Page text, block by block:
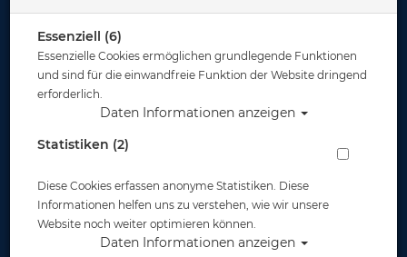
Essenziell (6)
Essenzielle Cookies ermöglichen grundlegende Funktionen
und sind für die einwandfreie Funktion der Website dringend
erforderlich.
Daten Informationen anzeigen
Statistiken (2)
Diese Cookies erfassen anonyme Statistiken. Diese
Informationen helfen uns zu verstehen, wie wir unsere
Website noch weiter optimieren können.
Daten Informationen anzeigen